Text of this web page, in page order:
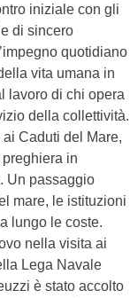
iniziale con gli
di sincero
quotidiano
vita umana in
lavoro di chi opera
della collettività.
Caduti del Mare,
in
Un passaggio
mare, le istituzioni
lungo le coste.
nella visita ai
Lega Navale
è stato accolto